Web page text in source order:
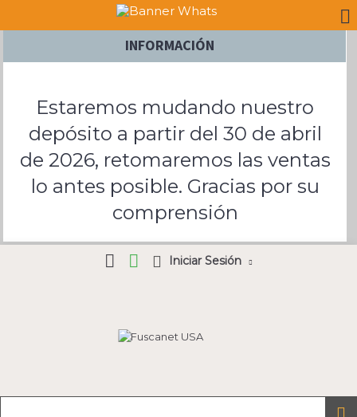
INFORMACIÓN
Estaremos mudando nuestro
depósito a partir del 30 de abril
de 2026, retomaremos las ventas
lo antes posible. Gracias por su
comprensión
Iniciar Sesión